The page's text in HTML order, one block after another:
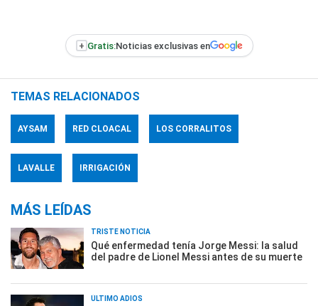
+ Gratis:Noticias exclusivas en
TEMAS RELACIONADOS
AYSAM RED CLOACAL LOS CORRALITOS
LAVALLE IRRIGACIÓN
MÁS LEÍDAS
TRISTE NOTICIA
Qué enfermedad tenía Jorge Messi: la salud
del padre de Lionel Messi antes de su muerte
ÚLTIMO ADIÓS